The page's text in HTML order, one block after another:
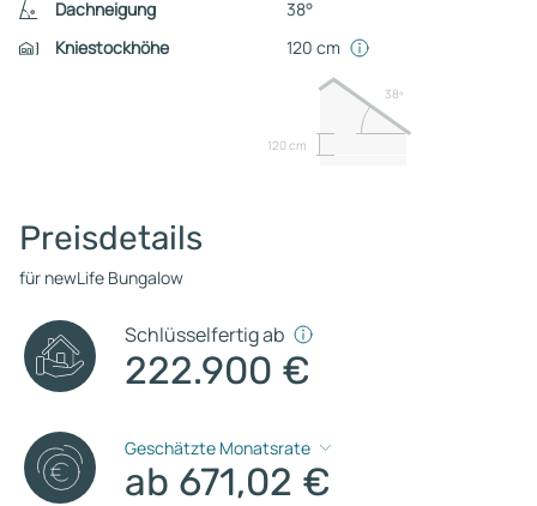
Dachneigung
38°
Kniestockhöhe
120 cm
120 cm
38º
Preisdetails
für newLife Bungalow
Schlüsselfertig ab
222.900 €
Geschätzte Monatsrate
ab 671,02 €